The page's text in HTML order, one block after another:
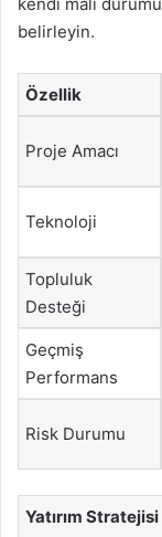
belirleyin.
Özellik
Proje Amacı
Teknoloji
Topluluk
Desteği
Geçmiş
Performans
Risk Durumu
Yatırım Stratejisi